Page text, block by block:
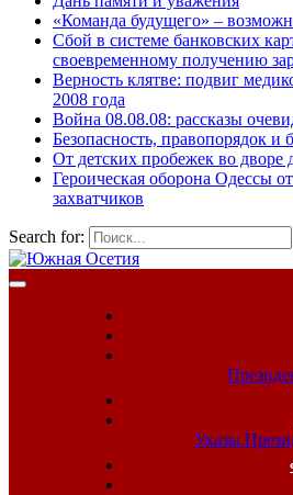
«Команда будущего» –
Сбой в системе банковских
своевременному получению
Верность клятве: подвиг
2008 года
Война 08.08.08: рассказы
Безопасность, правопорядок и
От детских пробежек во дворе
Героическая оборона Одессы
захватчиков
Search for:
Указы